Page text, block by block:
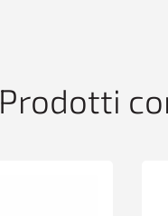
Prodotti